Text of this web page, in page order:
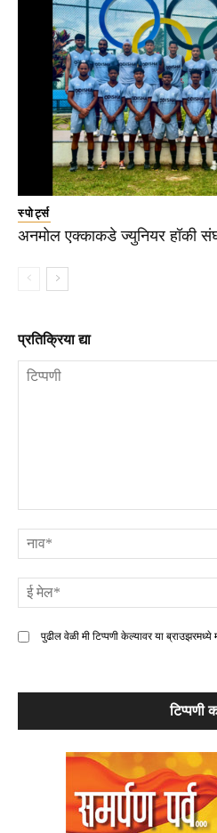
स्पोर्ट्स
अनमोल एक्काकडे ज्युनियर हॉकी
प्रतिक्रिया द्या
पुढील वेळी मी टिप्पणी केल्यावर या